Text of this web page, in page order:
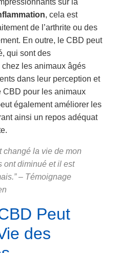
sur la
, cela est
de l’arthrite ou des
En outre, le CBD peut
qui sont des
les animaux âgés
dans leur perception et
CBD pour les animaux
également améliorer les
ainsi un repos adéquat
changé la vie de mon
ont diminué et il est
– Témoignage
Peut
des